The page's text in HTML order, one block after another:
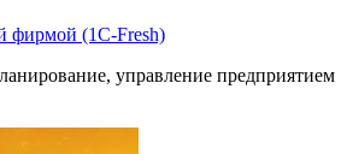
фирмой (1С-Fresh)
управление предприятием